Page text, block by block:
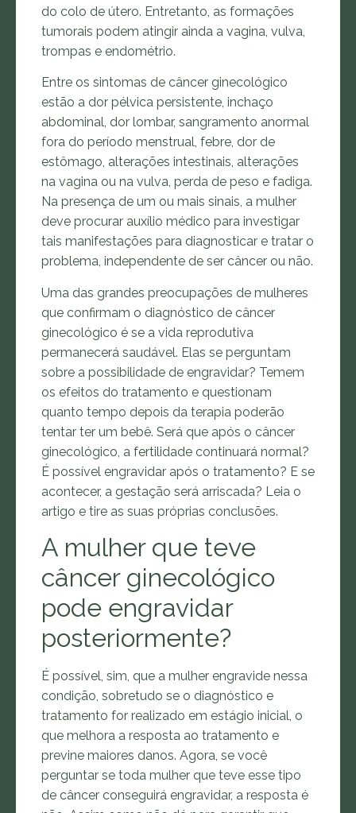
do colo de útero. Entretanto, as formações
tumorais podem atingir ainda a vagina, vulva,
trompas e endométrio.
Entre os sintomas de câncer ginecológico
estão a dor pélvica persistente, inchaço
abdominal, dor lombar, sangramento anormal
fora do período menstrual, febre, dor de
estômago, alterações intestinais, alterações
na vagina ou na vulva, perda de peso e fadiga.
Na presença de um ou mais sinais, a mulher
deve procurar auxílio médico para investigar
tais manifestações para diagnosticar e tratar o
problema, independente de ser câncer ou não.
Uma das grandes preocupações de mulheres
que confirmam o diagnóstico de câncer
ginecológico é se a vida reprodutiva
permanecerá saudável. Elas se perguntam
sobre a possibilidade de engravidar? Temem
os efeitos do tratamento e questionam
quanto tempo depois da terapia poderão
tentar ter um bebê. Será que após o câncer
ginecológico, a fertilidade continuará normal?
É possível engravidar após o tratamento? E se
acontecer, a gestação será arriscada? Leia o
artigo e tire as suas próprias conclusões.
A mulher que teve
câncer ginecológico
pode engravidar
posteriormente?
É possível, sim, que a mulher engravide nessa
condição, sobretudo se o diagnóstico e
tratamento for realizado em estágio inicial, o
que melhora a resposta ao tratamento e
previne maiores danos. Agora, se você
perguntar se toda mulher que teve esse tipo
de câncer conseguirá engravidar, a resposta é